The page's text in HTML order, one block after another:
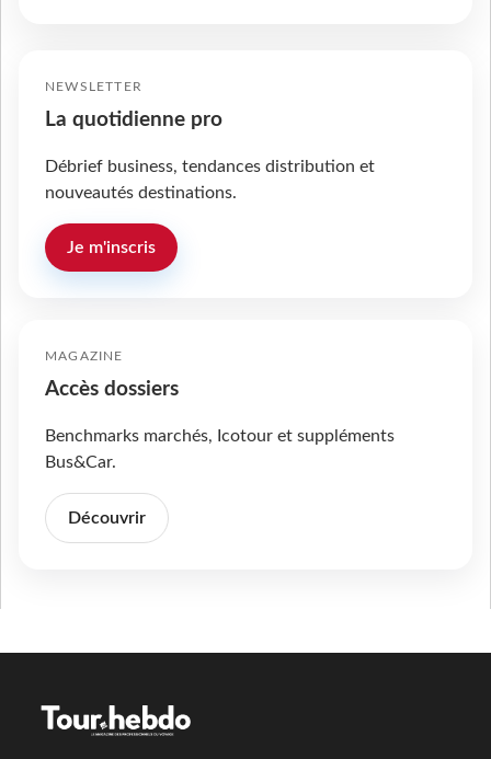
NEWSLETTER
La quotidienne pro
Débrief business, tendances distribution et
nouveautés destinations.
Je m'inscris
MAGAZINE
Accès dossiers
Benchmarks marchés, Icotour et suppléments
Bus&Car.
Découvrir